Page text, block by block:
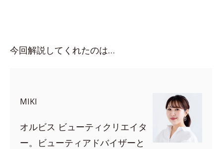
今回解説してくれたのは…
MIKI
オルビス ビューティクリエイタ
ー。ビューティアドバイザーと